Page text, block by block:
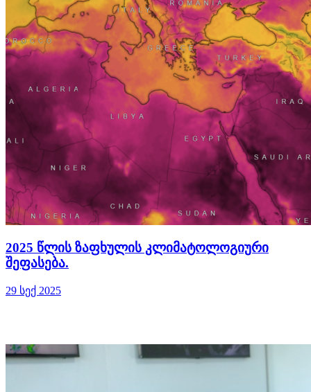
2025 წლის ზაფხულის კლიმატოლოგიური
შეფასება.
29 სექ 2025